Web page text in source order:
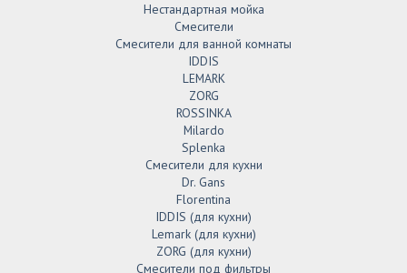
Нестандартная мойка
Смесители
Смесители для ванной комнаты
IDDIS
LEMARK
ZORG
ROSSINKA
Milardo
Splenka
Смесители для кухни
Dr. Gans
Florentina
IDDIS (для кухни)
Lemark (для кухни)
ZORG (для кухни)
Смесители под фильтры